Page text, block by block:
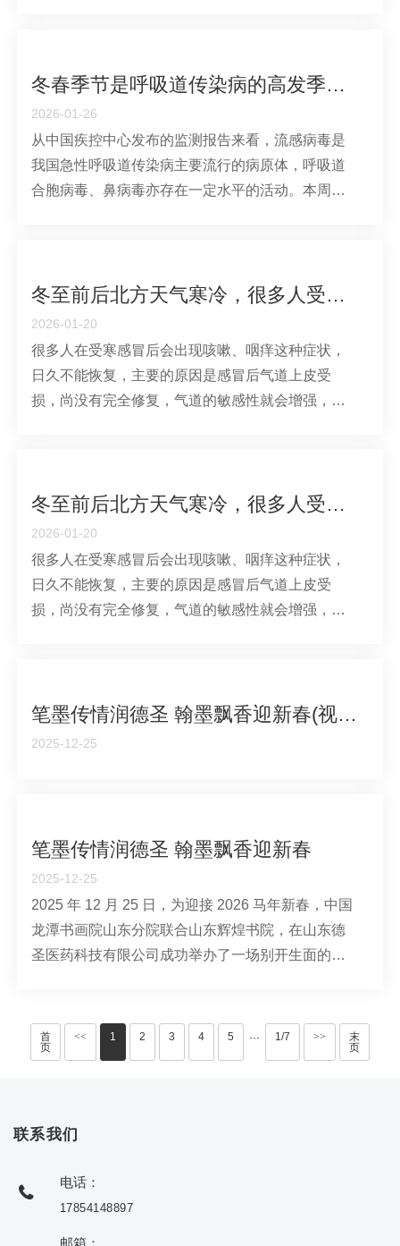
大会现场，山东锦绣川制药有限
冬春季节是呼吸道传染病的高发季节，南北方有什么差异？
2026-01-26
从中国疾控中心发布的监测报告来看，流感病毒是
我国急性呼吸道传染病主要流行的病原体，呼吸道
合胞病毒、鼻病毒亦存在一定水平的活动。本周我
中，流感病毒检测阳性率均居首位。甲型
冬至前后北方天气寒冷，很多人受寒后容易久咳不愈
2026-01-20
很多人在受寒感冒后会出现咳嗽、咽痒这种症状，
日久不能恢复，主要的原因是感冒后气道上皮受
损，尚没有完全修复，气道的敏感性就会增强，受
作，既往也没有任何慢性疾病的，我们就可
冬至前后北方天气寒冷，很多人受寒后容易久咳不愈
2026-01-20
很多人在受寒感冒后会出现咳嗽、咽痒这种症状，
日久不能恢复，主要的原因是感冒后气道上皮受
损，尚没有完全修复，气道的敏感性就会增强，受
作，既往也没有任何慢性疾病的，我们就可
笔墨传情润德圣 翰墨飘香迎新春(视频篇)
2025-12-25
笔墨传情润德圣 翰墨飘香迎新春
2025-12-25
2025 年 12 月 25 日，为迎接 2026 马年新春，中国
龙潭书画院山东分院联合山东辉煌书院，在山东德
圣医药科技有限公司成功举办了一场别开生面的书
即兴创作，为公司客户与员工送上了满载文化底蕴
与新年
首
页
<< 1 2 3 4 5 ··· 1/7 >>
末
页
联系我们
电话：
17854148897